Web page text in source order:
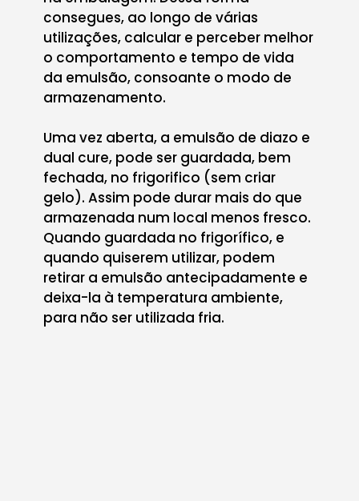
consegues, ao longo de várias
utilizações, calcular e perceber melhor
o comportamento e tempo de vida
da emulsão, consoante o modo de
armazenamento.
Uma vez aberta, a emulsão de diazo e
dual cure, pode ser guardada, bem
fechada, no frigorifico (sem criar
gelo). Assim pode durar mais do que
armazenada num local menos fresco.
Quando guardada no frigorífico, e
quando quiserem utilizar, podem
retirar a emulsão antecipadamente e
deixa-la à temperatura ambiente,
para não ser utilizada fria.